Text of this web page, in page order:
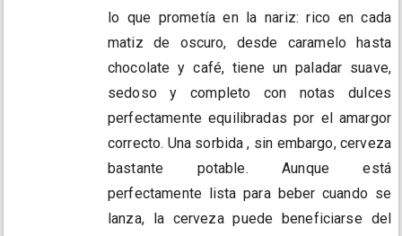
lo que prometía en la nariz: rico en cada
matiz de oscuro, desde caramelo hasta
chocolate y café, tiene un paladar suave,
sedoso y completo con notas dulces
perfectamente equilibradas por el amargor
correcto. Una sorbida , sin embargo, cerveza
bastante potable. Aunque está
perfectamente lista para beber cuando se
lanza, la cerveza puede beneficiarse del